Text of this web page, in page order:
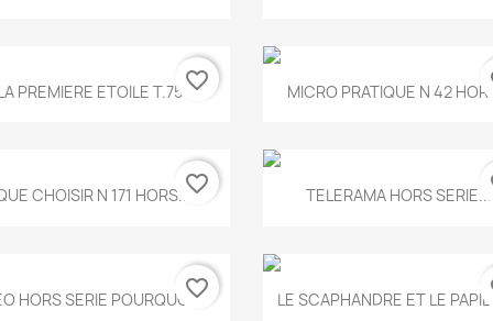
Aperçu rapide
PREMIERE ETOILE T.755favorite_border Aperçu rapide
MICRO PRATIQUE N 42
Aperçu rapide
CHOISIR N 171 HORS...favorite_border Aperçu rapide
TELERAMA HORS SERIE...
Aperçu rapide
HORS SERIE POURQUOI...
favorite_border Aperçu rapide
LE SCAPHANDRE ET LE